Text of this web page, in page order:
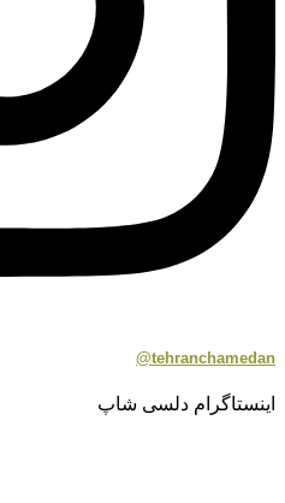
tehranchamedan@
اینستاگرام دلسی شاپ